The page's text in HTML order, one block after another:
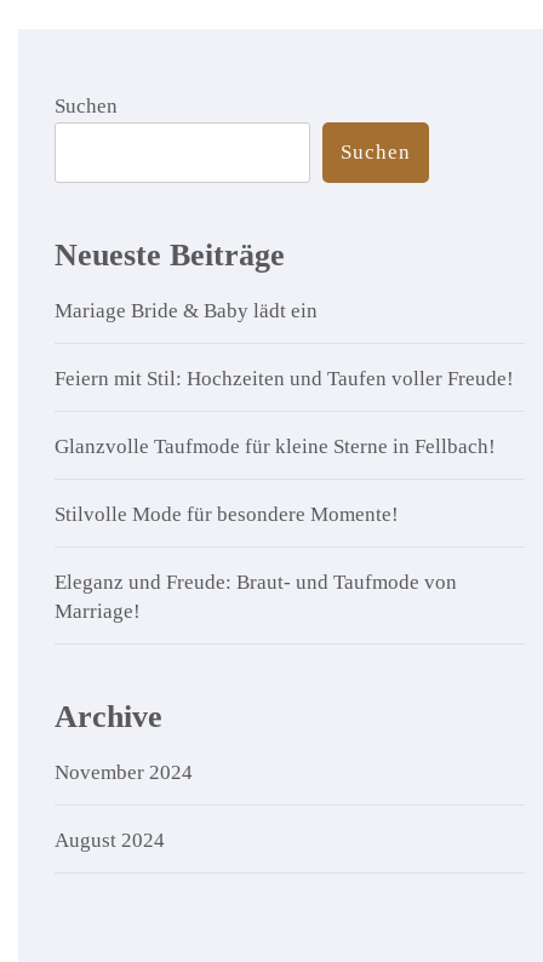
Suchen
Suchen
Neueste Beiträge
Mariage Bride & Baby lädt ein
Feiern mit Stil: Hochzeiten und Taufen voller Freude!
Glanzvolle Taufmode für kleine Sterne in Fellbach!
Stilvolle Mode für besondere Momente!
Eleganz und Freude: Braut- und Taufmode von
Marriage!
Archive
November 2024
August 2024